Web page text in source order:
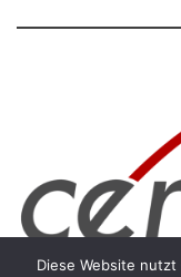
Diese Website